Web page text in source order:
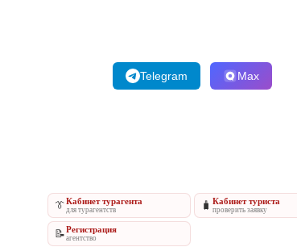
Telegram Max
👔Кабинет турагента
для турагентств 🧳 Кабинет туриста
проверить заявку
📝Регистрация
агентство